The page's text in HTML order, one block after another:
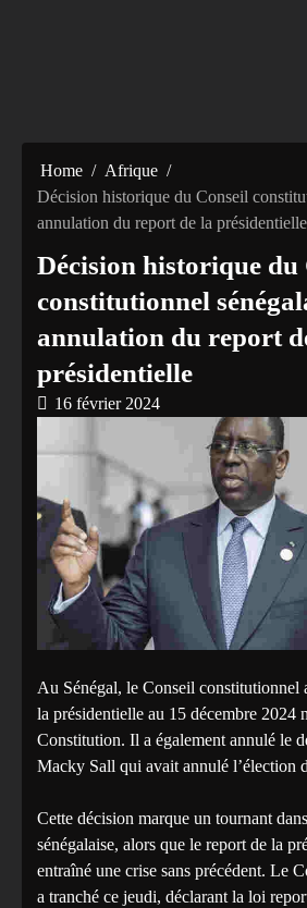
Home
Afrique
Décision historique du Conseil
annulation du report de la présidentielle
Décision historique du
constitutionnel
annulation du report
présidentielle
16 février 2024
Au Sénégal, le Conseil constitutionnel
la présidentielle au 15 décembre 2024
Constitution. Il a également annulé le
Macky Sall qui avait annulé l’élection
Cette décision marque un tournant
sénégalaise, alors que le report de la
entraîné une crise sans précédent. Le
a tranché ce jeudi, déclarant la loi